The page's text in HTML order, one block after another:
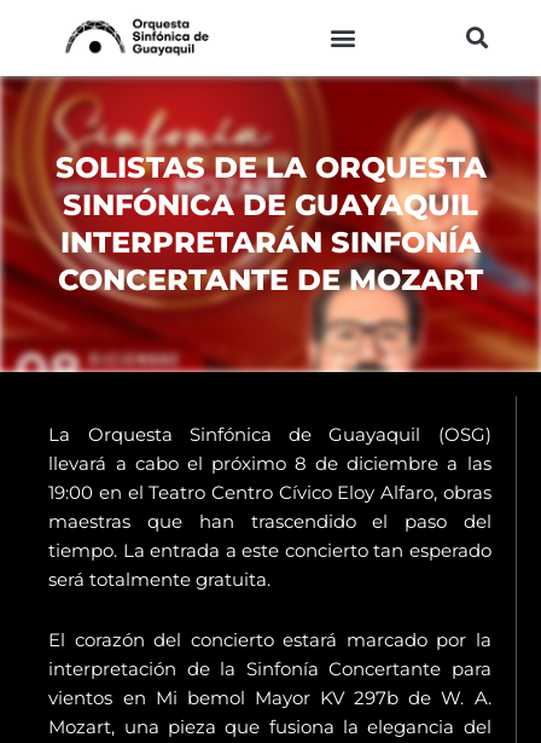
contenido
SOLISTAS DE LA ORQUESTA
SINFÓNICA DE GUAYAQUIL
INTERPRETARÁN SINFONÍA
CONCERTANTE DE MOZART
La Orquesta Sinfónica de Guayaquil (OSG)
llevará a cabo el próximo 8 de diciembre a las
19:00 en el Teatro Centro Cívico Eloy Alfaro, obras
maestras que han trascendido el paso del
tiempo. La entrada a este concierto tan esperado
será totalmente gratuita.
El corazón del concierto estará marcado por la
interpretación de la Sinfonía Concertante para
vientos en Mi bemol Mayor KV 297b de W. A.
Mozart, una pieza que fusiona la elegancia del